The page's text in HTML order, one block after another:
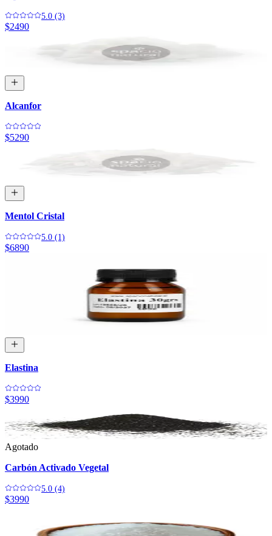
5.0 (3)
$2490
Alcanfor
$5290
Mentol Cristal
5.0 (1)
$6890
Elastina
$3990
Agotado
Carbón Activado Vegetal
5.0 (4)
$3990